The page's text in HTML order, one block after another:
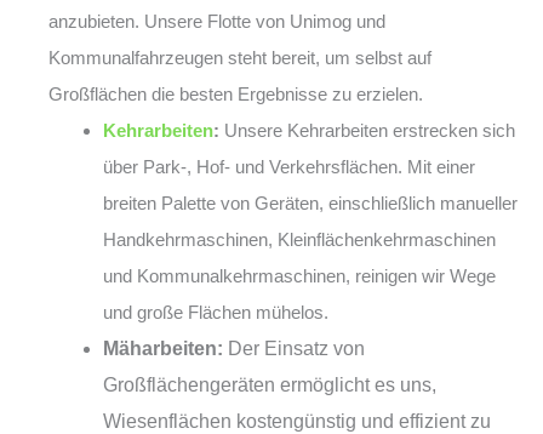
anzubieten. Unsere Flotte von Unimog und
Kommunalfahrzeugen steht bereit, um selbst auf
Großflächen die besten Ergebnisse zu erzielen.
Kehrarbeiten: Unsere Kehrarbeiten erstrecken sich
über Park-, Hof- und Verkehrsflächen. Mit einer
breiten Palette von Geräten, einschließlich manueller
Handkehrmaschinen, Kleinflächenkehrmaschinen
und Kommunalkehrmaschinen, reinigen wir Wege
und große Flächen mühelos.
Mäharbeiten: Der Einsatz von
Großflächengeräten ermöglicht es uns,
Wiesenflächen kostengünstig und effizient zu